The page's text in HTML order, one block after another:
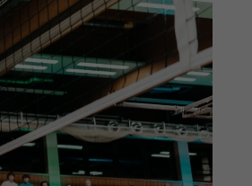
Externe Medien